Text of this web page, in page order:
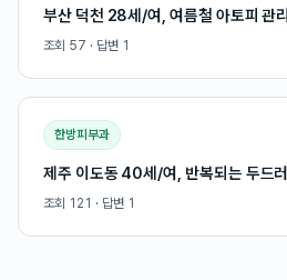
부산 덕천 28세/여, 여름철 아토피 관
조회 57 · 답변 1
한방피부과
제주 이도동 40세/여, 반복되는 두드
조회 121 · 답변 1